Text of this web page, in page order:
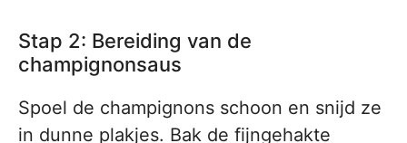
Stap 2: Bereiding van de
champignonsaus
Spoel de champignons schoon en snijd ze
in dunne plakjes. Bak de fijngehakte